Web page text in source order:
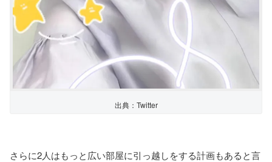
出典：Twitter
さらに2人はもっと広い部屋に引っ越しをする計画もあると言